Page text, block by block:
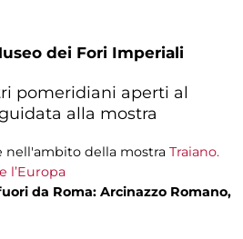
dei Fori Imperiali
pomeridiani aperti al
alla mostra
nell'ambito della mostra Traiano.
l’Europa
da Roma: Arcinazzo Romano,